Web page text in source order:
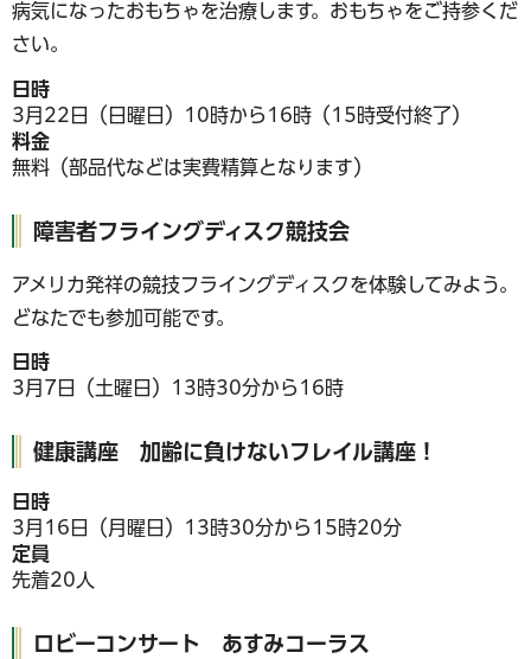
病気になったおもちゃを治療します。おもちゃをご持参くだ
さい。
日時
3月22日（日曜日）10時から16時（15時受付終了）
料金
無料（部品代などは実費精算となります）
障害者フライングディスク競技会
アメリカ発祥の競技フライングディスクを体験してみよう。
どなたでも参加可能です。
日時
3月7日（土曜日）13時30分から16時
健康講座 加齢に負けないフレイル講座！
日時
3月16日（月曜日）13時30分から15時20分
定員
先着20人
ロビーコンサート あすみコーラス